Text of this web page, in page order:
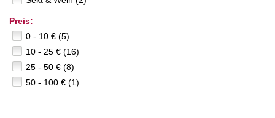
Preis:
0 - 10 € (5)
10 - 25 € (16)
25 - 50 € (8)
50 - 100 € (1)